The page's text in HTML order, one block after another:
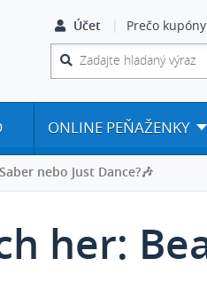
Účet Prečo
ONLINE PEŇAŽENKY
nebo Just Dance?🎶
her: